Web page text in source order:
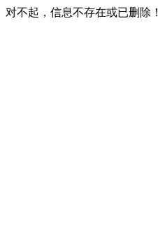
对不起，信息不存在或已删除！